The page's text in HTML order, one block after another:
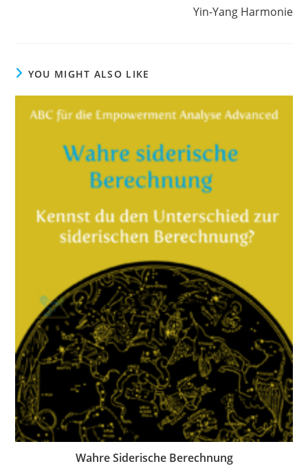
Yin-Yang Harmonie
YOU MIGHT ALSO LIKE
Wahre Siderische Berechnung